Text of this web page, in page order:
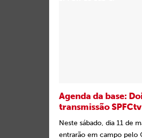
Agenda da base:
transmissão
Neste sábado, dia 11 de
entrarão em campo pelo